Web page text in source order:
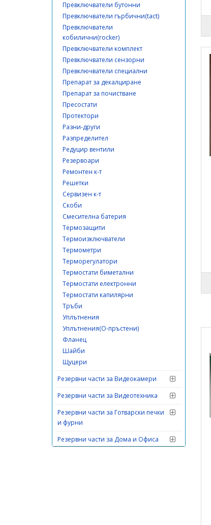
Превключватели бутонни
Превключватели гърбични(tact)
Превключватели
кобилични(rocker)
Превключватели комплект
Превключватели сензорни
Превключватели специални
Препарат за декалциране
Препарат за почистване
Пресостати
Протектори
Разни-други
Разпределител
Редуцир вентили
Резервоари
Ремонтен к-т
Решетки
Сервизен к-т
Скоби
Смесителна батерия
Термозащити
Термоизключватели
Термометри
Терморегулатори
Термостати биметални
Термостати електронни
Термостати капилярни
Тръби
Уплътнения
Уплътнения(О-пръстени)
Фланец
Шайби
Щуцери
Резервни части за Видеокамери
Резервни части за Видеотехника
Резервни части за Готварски печки
и фурни
Резервни части за Дома и Офиса